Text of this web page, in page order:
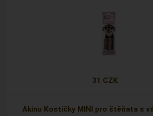
31 CZK
Akinu Kostičky MINI pro štěňata s